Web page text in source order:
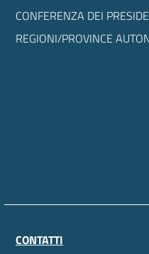
CONFERENZA DEI
REGIONI/PROVINCE
CONTATTI